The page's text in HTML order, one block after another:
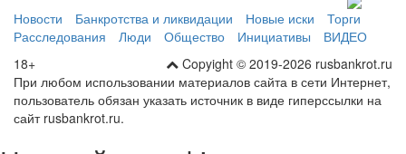
Новости Банкротства и ликвидации Новые иски
Торги
Расследования
Люди Общество Инициативы
ВИДЕО
Copyight © 2019-2026 rusbankrot.ru
18+
При любом использовании материалов сайта в сети Интернет,
пользователь обязан указать источник в виде гиперссылки на
сайт rusbankrot.ru.